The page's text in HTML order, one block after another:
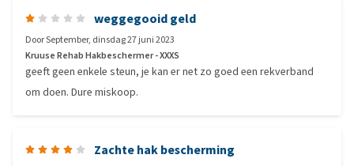
weggegooid geld
DoorSeptember, dinsdag 27 juni 2023
Kruuse Rehab Hakbeschermer - XXXS
geeft geen enkele steun, je kan er net zo goed een rekverband
om doen. Dure miskoop.
Zachte hak bescherming